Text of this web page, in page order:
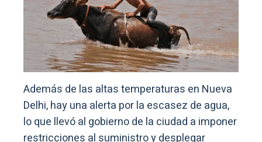
Además de las altas temperaturas en Nueva
Delhi, hay una alerta por la escasez de agua,
lo que llevó al gobierno de la ciudad a imponer
restricciones al suministro y desplegar